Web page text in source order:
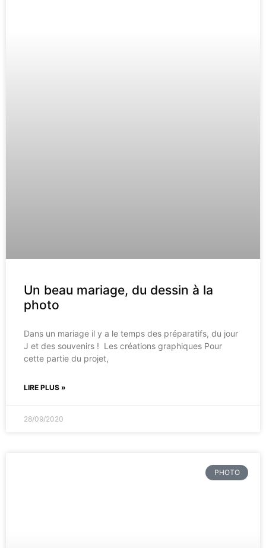
Un beau mariage, du dessin à la
photo
Dans un mariage il y a le temps des préparatifs, du jour
J et des souvenirs ! Les créations graphiques Pour
cette partie du projet,
LIRE PLUS »
28/09/2020
PHOTO